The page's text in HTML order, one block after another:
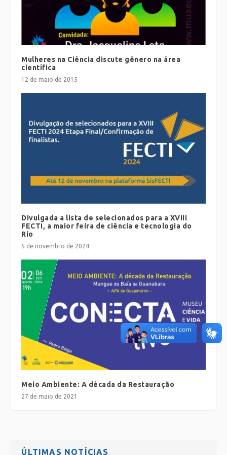
Mulheres na Ciência discute gênero na área
científica
12 de maio de 2015
Divulgada a lista de selecionados para a XVIII
FECTI, a maior feira de ciência e tecnologia do
Rio
5 de novembro de 2024
Meio Ambiente: A década da Restauração
27 de maio de 2021
ÚLTIMAS NOTÍCIAS